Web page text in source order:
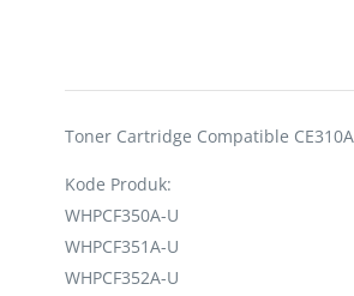
Toner Cartridge Compatible CE310A
Kode Produk:
WHPCF350A-U
WHPCF351A-U
WHPCF352A-U